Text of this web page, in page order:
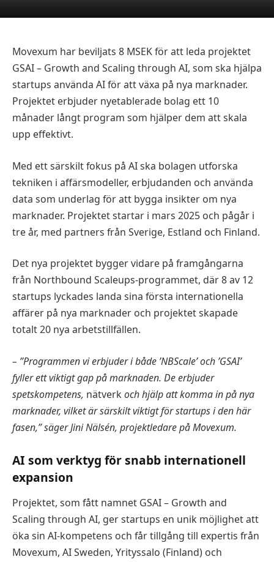
Movexum har beviljats 8 MSEK för att leda projektet
GSAI – Growth and Scaling through AI, som ska hjälpa
startups använda AI för att växa på nya marknader.
Projektet erbjuder nyetablerade bolag ett 10
månader långt program som hjälper dem att skala
upp effektivt.
Med ett särskilt fokus på AI ska bolagen utforska
tekniken i affärsmodeller, erbjudanden och använda
data som underlag för att bygga insikter om nya
marknader. Projektet startar i mars 2025 och pågår i
tre år, med partners från Sverige, Estland och Finland.
Det nya projektet bygger vidare på framgångarna
från Northbound Scaleups-programmet, där 8 av 12
startups lyckades landa sina första internationella
affärer på nya marknader och projektet skapade
totalt 20 nya arbetstillfällen.
– ”Programmen vi erbjuder i både ’NBScale’ och ’GSAI’
fyller ett viktigt gap på marknaden. De erbjuder
spetskompetens, nätverk och hjälp att komma in på nya
marknader, vilket är särskilt viktigt för startups i den här
fasen,” säger Jini Nälsén, projektledare på Movexum.
AI som verktyg för snabb internationell
expansion
Projektet, som fått namnet GSAI – Growth and
Scaling through AI, ger startups en unik möjlighet att
öka sin AI-kompetens och får tillgång till expertis från
Movexum, AI Sweden, Yrityssalo (Finland) och